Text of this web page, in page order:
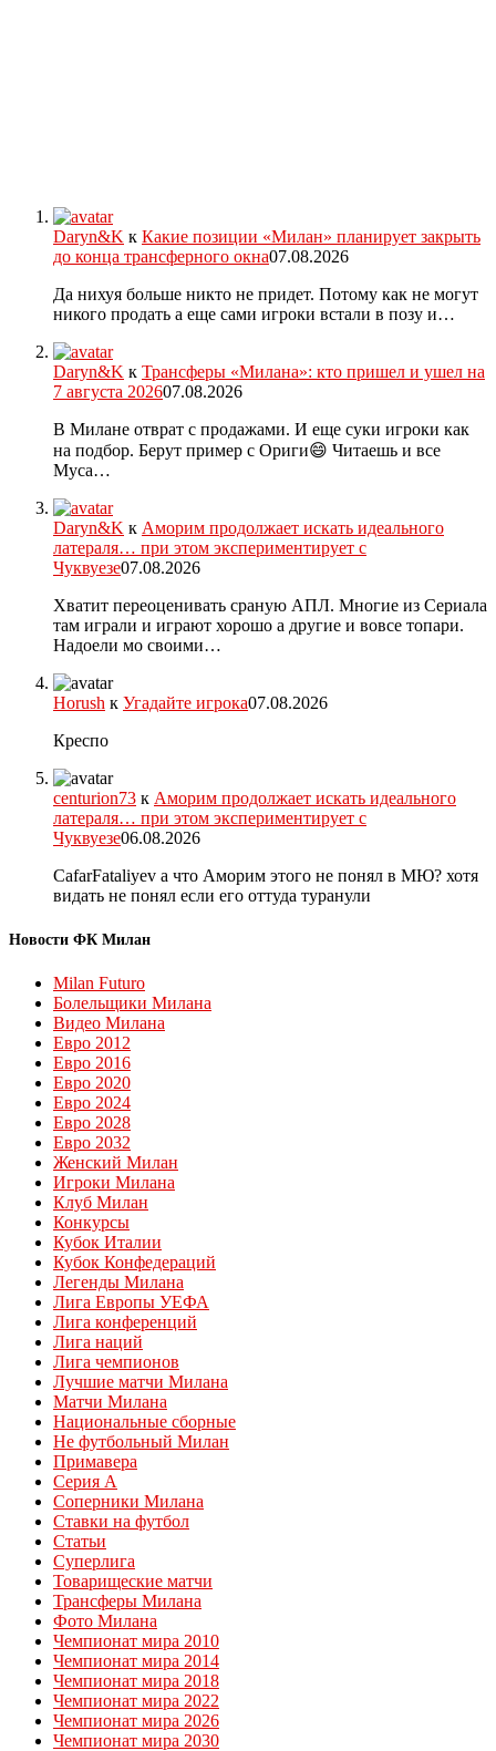
Daryn&K к Какие позиции «Милан» планирует закрыть
до конца трансферного окна07.08.2026
Да нихуя больше никто не придет. Потому как не могут
никого продать а еще сами игроки встали в позу и…
Daryn&K к Трансферы «Милана»: кто пришел и ушел на
7 августа 202607.08.2026
В Милане отврат с продажами. И еще суки игроки как
на подбор. Берут пример с Ориги😄 Читаешь и все
Муса…
Daryn&K к Аморим продолжает искать идеального
латераля… при этом экспериментирует с
Чуквуезе07.08.2026
Хватит переоценивать сраную АПЛ. Многие из Сериала
там играли и играют хорошо а другие и вовсе топари.
Надоели мо своими…
Horush к Угадайте игрока07.08.2026
Креспо
centurion73 к Аморим продолжает искать идеального
латераля… при этом экспериментирует с
Чуквуезе06.08.2026
CafarFataliyev а что Аморим этого не понял в МЮ? хотя
видать не понял если его оттуда туранули
Новости ФК Милан
Milan Futuro
Болельщики Милана
Видео Милана
Евро 2012
Евро 2016
Евро 2020
Евро 2024
Евро 2028
Евро 2032
Женский Милан
Игроки Милана
Клуб Милан
Конкурсы
Кубок Италии
Кубок Конфедераций
Легенды Милана
Лига Европы УЕФА
Лига конференций
Лига наций
Лига чемпионов
Лучшие матчи Милана
Матчи Милана
Национальные сборные
Не футбольный Милан
Примавера
Серия А
Соперники Милана
Ставки на футбол
Статьи
Суперлига
Товарищеские матчи
Трансферы Милана
Фото Милана
Чемпионат мира 2010
Чемпионат мира 2014
Чемпионат мира 2018
Чемпионат мира 2022
Чемпионат мира 2026
Чемпионат мира 2030